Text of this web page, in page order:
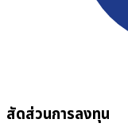
สัดส่วนการลงทุน